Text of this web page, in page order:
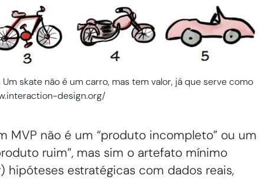
skate não é um carro, mas tem valor, já que serve como
design.org/
MVP não é um “produto incompleto” ou um
ruim”, mas sim o artefato mínimo
hipóteses estratégicas com dados reais,